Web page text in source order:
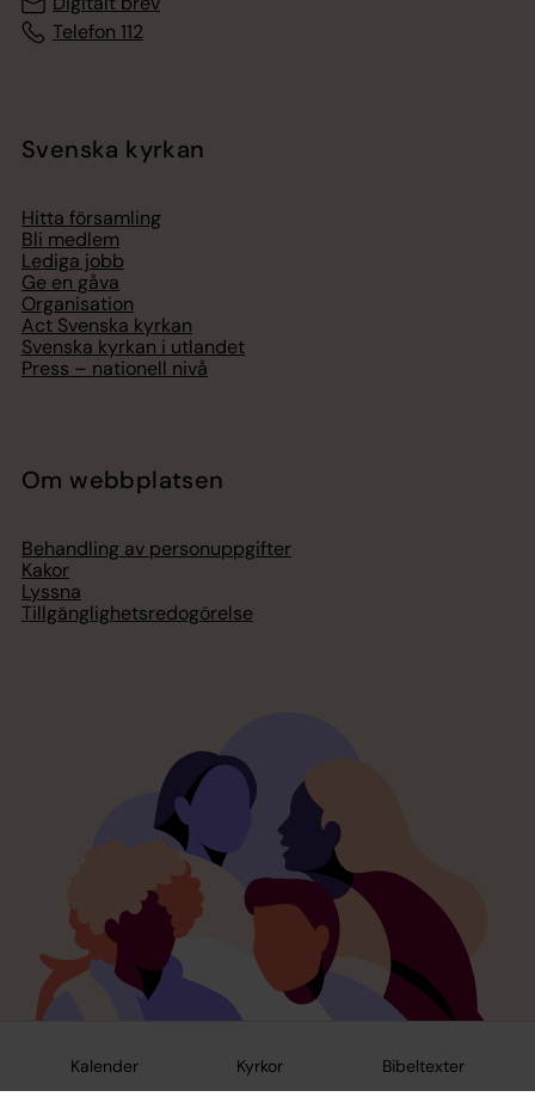
Kalender Kyrkor Bibeltexter
Telefon 112
Svenska kyrkan
Hitta församling
Bli medlem
Lediga jobb
Ge en gåva
Organisation
Act Svenska kyrkan
Svenska kyrkan i utlandet
Press – nationell nivå
Om webbplatsen
Behandling av personuppgifter
Kakor
Lyssna
Tillgänglighetsredogörelse